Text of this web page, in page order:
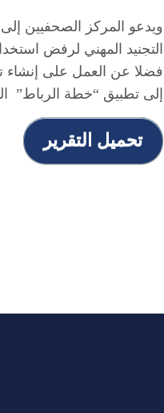
ويدعو المركز الصحفيين
التجنيد المهني لرفض
فضلا عن العمل على إنشاء
إلى تطبيق “خطة الرباط”
تحميل التقرير